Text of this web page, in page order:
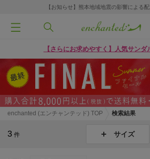
【お知らせ】熊本地域地震の影響による
【さらにお求めやすく】人気サンダ
enchanted (エンチャンテッド) TOP 検索結果
3 件 サイズ